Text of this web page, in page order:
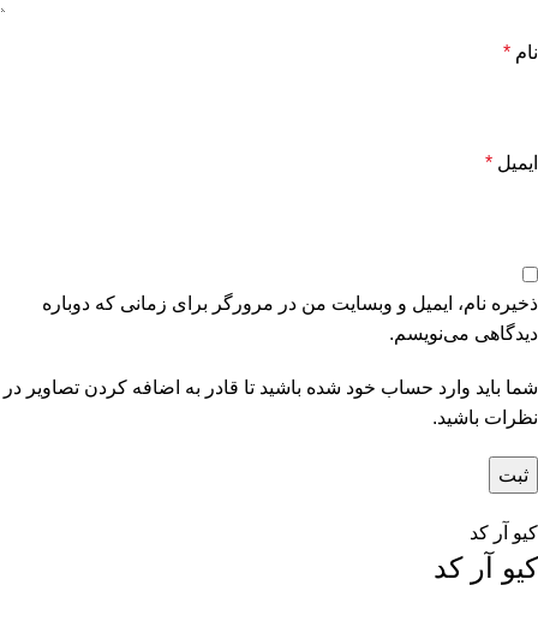
نام *
ایمیل *
ذخیره نام، ایمیل و وبسایت من در مرورگر برای زمانی که دوباره
دیدگاهی می‌نویسم.
شما باید وارد حساب خود شده باشید تا قادر به اضافه کردن تصاویر در
نظرات باشید.
کیو آر کد
کیو آر کد